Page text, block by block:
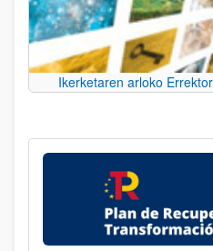
Ikerketaren arloko